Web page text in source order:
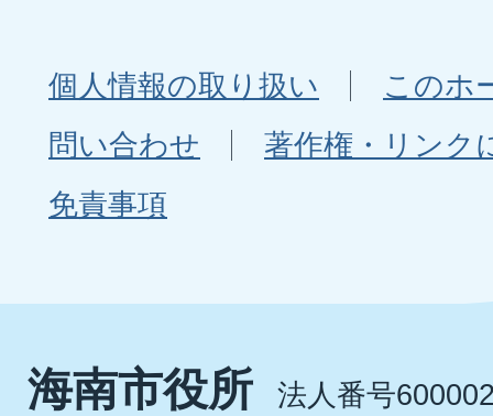
個人情報の取り扱い
このホ
問い合わせ
著作権・リンク
免責事項
海南市役所 法人番号